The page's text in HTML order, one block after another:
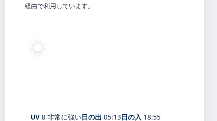
経由で利用しています。
☀️
UV 8 非常に強い日の出 05:13日の入 18:55